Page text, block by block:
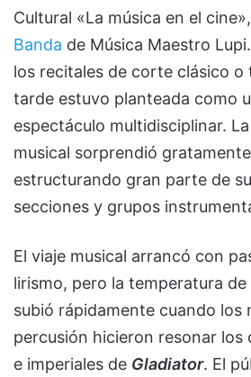
Cultural «La música en el
Banda de Música Maestro
los recitales de corte clásico o
tarde estuvo planteada como
espectáculo multidisciplinar.
musical sorprendió
estructurando gran parte de
secciones y grupos
El viaje musical arrancó con
lirismo, pero la temperatura de
subió rápidamente cuando los
percusión hicieron resonar los
e imperiales de Gladiator. El